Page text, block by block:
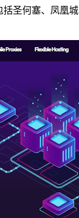
圣何塞、凤